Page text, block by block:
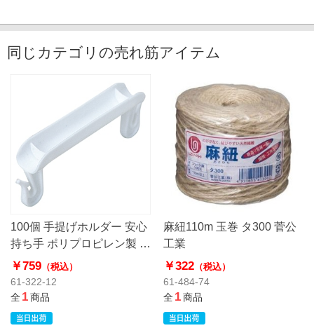
同じカテゴリの売れ筋アイテム
100個 手提げホルダー 安心
持ち手 ポリプロピレン製 ホ
ワイト
￥759 （税込）
61-322-12
全1商品
麻紐110m 玉巻 タ300 菅公
工業
￥322（税込）
61-484-74
全1商品